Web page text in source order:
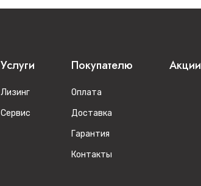
Услуги
Лизинг
Сервис
Покупателю
Оплата
Доставка
Гарантия
Контакты
Акции